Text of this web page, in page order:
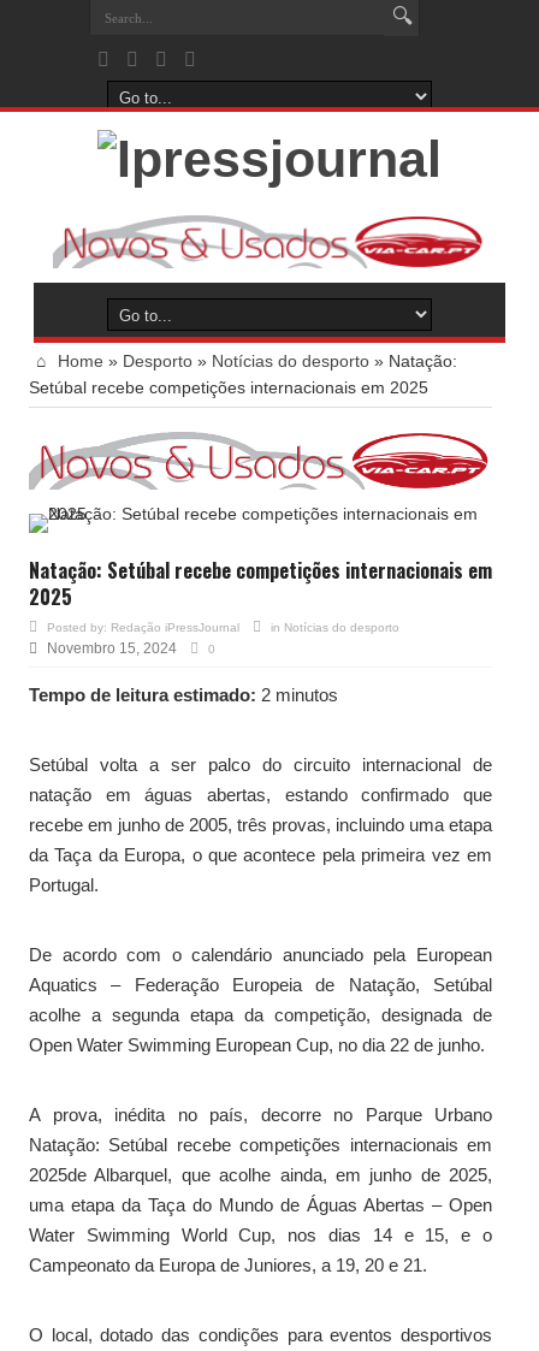
Home » Desporto » Notícias do desporto » Natação:
Setúbal recebe competições internacionais em 2025
Natação: Setúbal recebe competições internacionais em
2025
Posted by: Redação iPressJournal in Notícias do desporto
Novembro 15, 2024 0
Tempo de leitura estimado: 2 minutos
Setúbal volta a ser palco do circuito internacional de
natação em águas abertas, estando confirmado que
recebe em junho de 2005, três provas, incluindo uma etapa
da Taça da Europa, o que acontece pela primeira vez em
Portugal.
De acordo com o calendário anunciado pela European
Aquatics – Federação Europeia de Natação, Setúbal
acolhe a segunda etapa da competição, designada de
Open Water Swimming European Cup, no dia 22 de junho.
A prova, inédita no país, decorre no Parque Urbano
Natação: Setúbal recebe competições internacionais em
2025de Albarquel, que acolhe ainda, em junho de 2025,
uma etapa da Taça do Mundo de Águas Abertas – Open
Water Swimming World Cup, nos dias 14 e 15, e o
Campeonato da Europa de Juniores, a 19, 20 e 21.
O local, dotado das condições para eventos desportivos